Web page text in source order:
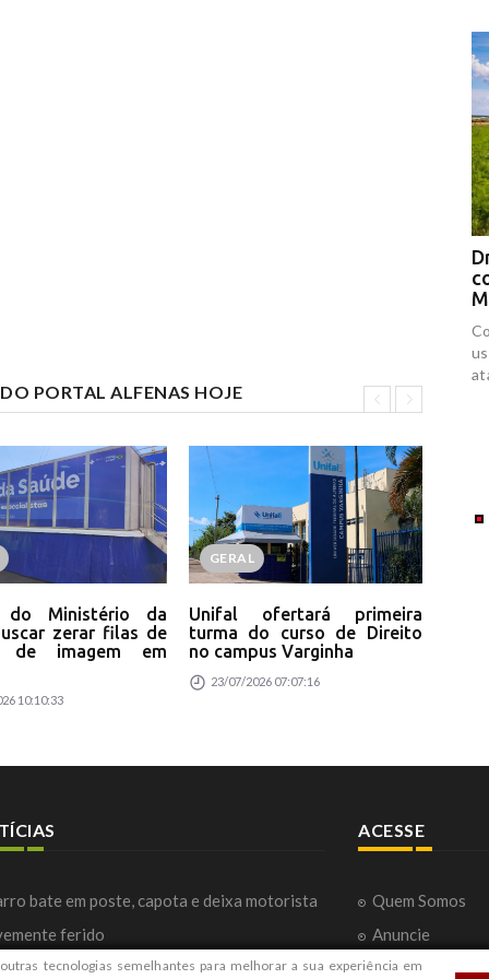
é Dr. Daniel, candidato a governador que virou assunto nas redes
íntimo com suposta amante vazado - Jornal Correio
rejeita aliança e amplia fila de derrotas de Flávio Bolsonaro -
da Conquista alcança 1º lugar no Ideb 2025 entre os municípios
PORTAL ALFENAS HOJE
do Ministério da
zerar filas de
de imagem em
10:10:33
GERAL
Unifal ofertará primeira
turma do curso de Direito
no campus Varginha
23/07/2026 07:07:16
tecnologias semelhantes para melhorar a sua experiência em
bate em poste, capota e deixa motorista
ferido
do Ministério da Saúde buscar zerar
ACESSE
Quem Somos
Anuncie
Fale com a